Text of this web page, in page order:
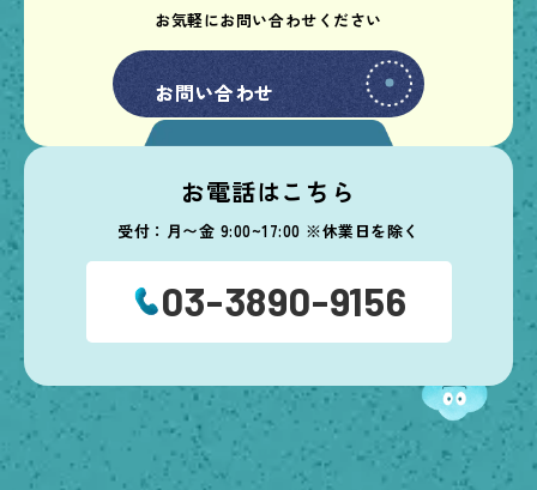
お気軽にお問い合わせください
お問い合わせ
お問い合わせ
お電話はこちら
受付：月〜金 9:00~17:00 ※休業日を除く
03-3890-9156